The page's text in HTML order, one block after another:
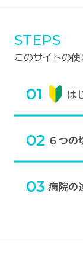
STEPS
このサイトの
01 は
02 ６つの
03 病院の